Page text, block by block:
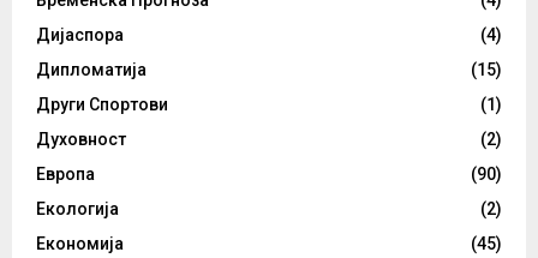
Дијаспора
(4)
Дипломатија
(15)
Други Спортови
(1)
Духовност
(2)
Европа
(90)
Екологија
(2)
Економија
(45)